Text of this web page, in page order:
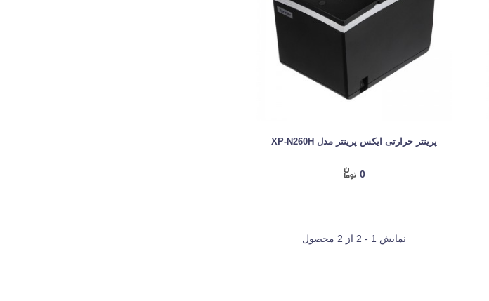
پرینتر حرارتی ایکس پرینتر مدل XP-N260H
0
نمایش 1 - 2 از 2 محصول